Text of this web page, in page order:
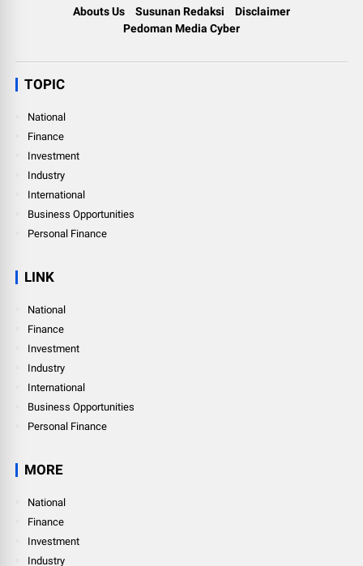
Abouts Us Susunan Redaksi
Disclaimer
Pedoman Media Cyber
TOPIC
National
Finance
Investment
Industry
International
Business Opportunities
Personal Finance
LINK
National
Finance
Investment
Industry
International
Business Opportunities
Personal Finance
MORE
National
Finance
Investment
Industry